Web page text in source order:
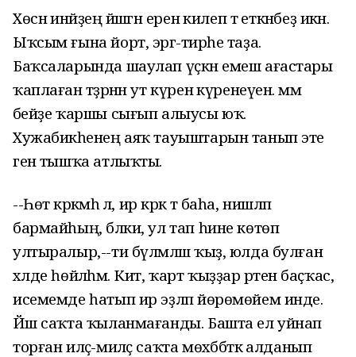
Хөснә инәйҙең йәшәгән еренә килеп тә еткәнбеҙ икән.
Ыҡсым ғына йорт, эргә-тирәһе таҙа.
Баҡсаларында шаулап үҫкән емеш ағастары
ҡаплаған тәҙрәнән ут күренә күренеүен. әммә
әбейҙе ҡаршы сығып алыусы юҡ.
Хужабикәһенең аяҡ тауыштарын танып эте
генә тышҡа атлыҡты.
--Һөт кәрәкмәһә лә, ир кәрәк тә баһа, нишләп
бармайһың, бәлки, ул тап һине көтөп
ултыралыр,--ти бүлмәләш ҡыҙ, юлда булған
хәлде һөйләһәм. Кит, ҡарт ҡыҙҙар рәтенә баҫҡас,
исемемде һатып ир эҙләп йөрөмөйем инде.
Йәш саҡта ҡыланмағанды. Башта ел уйнап
торған иләҫ-миләҫ саҡта мөхәббәткә алданып